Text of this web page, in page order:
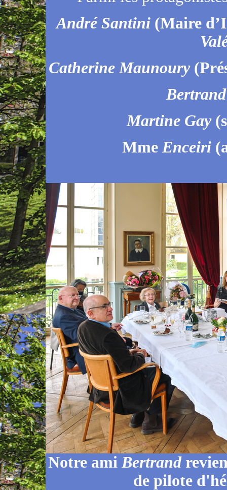
André Santini (Maire
Catherine Maunoury
Martine Gay
Mme Enceiri
Notre amiBertrand
de pilote